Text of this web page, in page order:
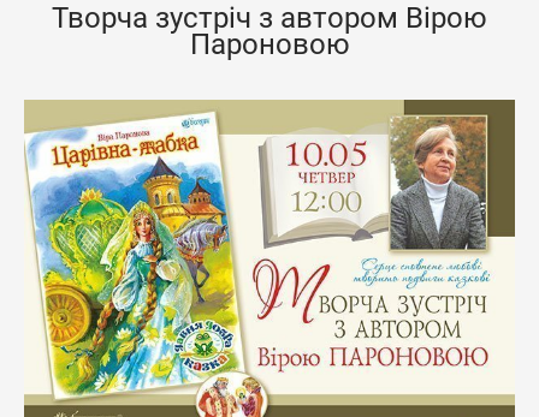
Творча зустріч з автором Вірою
Пароновою